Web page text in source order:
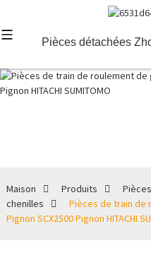
Pièces détachées
Grue
Maison Produits
chenilles
Pièces de train de
Pignon SCX2500 Pignon HITACHI